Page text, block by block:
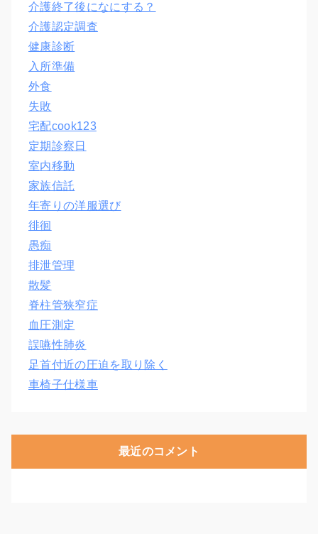
介護終了後になにする？
介護認定調査
健康診断
入所準備
外食
失敗
宅配cook123
定期診察日
室内移動
家族信託
年寄りの洋服選び
徘徊
愚痴
排泄管理
散髪
脊柱管狭窄症
血圧測定
誤嚥性肺炎
足首付近の圧迫を取り除く
車椅子仕様車
最近のコメント